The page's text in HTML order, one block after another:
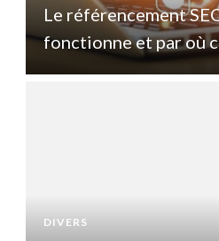
Le référencement
fonctionne et par où
DIVERS